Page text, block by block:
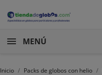
MENÚ
Inicio Packs de globos con helio